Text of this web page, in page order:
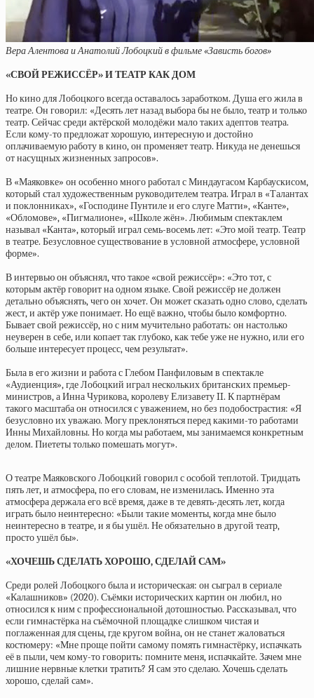
Вера Алентова и Анатолий Лобоцкий в фильме «Зависть богов»
«СВОЙ РЕЖИССЁР» И ТЕАТР КАК ДОМ
Но кино для Лобоцкого всегда оставалось заработком. Душа его жила в
театре. Он говорил: «Десять лет назад выбора бы не было, театр и только
театр. Сейчас среди актёрской молодёжи мало таких адептов театра.
Если кому-то предложат хорошую, интересную и достойно
оплачиваемую работу в кино, он променяет театр. Никуда не денешься
от насущных жизненных запросов».
В «Маяковке» он особенно много работал с Миндаугасом Карбаускисом,
который стал художественным руководителем театра. Играл в «Талантах
и поклонниках», «Господине Пунтиле и его слуге Матти», «Канте»,
«Обломове», «Пигмалионе», «Школе жён». Любимым спектаклем
называл «Канта», который играл семь-восемь лет: «Это мой театр. Театр
в театре. Безусловное существование в условной атмосфере, условной
форме».
В интервью он объяснял, что такое «свой режиссёр»: «Это тот, с
которым актёр говорит на одном языке. Свой режиссёр не должен
детально объяснять, чего он хочет. Он может сказать одно слово, сделать
жест, и актёр уже понимает. Но ещё важно, чтобы было комфортно.
Бывает свой режиссёр, но с ним мучительно работать: он настолько
неуверен в себе, или копает так глубоко, как тебе уже не нужно, или его
больше интересует процесс, чем результат».
Была в его жизни и работа с Глебом Панфиловым в спектакле
«Аудиенция», где Лобоцкий играл нескольких британских премьер-
министров, а Инна Чурикова, королеву Елизавету II. К партнёрам
такого масштаба он относился с уважением, но без подобострастия: «Я
безусловно их уважаю. Могу преклоняться перед какими-то работами
Инны Михайловны. Но когда мы работаем, мы занимаемся конкретным
делом. Пиететы только помешать могут».
О театре Маяковского Лобоцкий говорил с особой теплотой. Тридцать
пять лет, и атмосфера, по его словам, не изменилась. Именно эта
атмосфера держала его всё время, даже в те девять-десять лет, когда
играть было неинтересно: «Были такие моменты, когда мне было
неинтересно в театре, и я бы ушёл. Не обязательно в другой театр,
просто ушёл бы».
«ХОЧЕШЬ СДЕЛАТЬ ХОРОШО, СДЕЛАЙ САМ»
Среди ролей Лобоцкого была и историческая: он сыграл в сериале
«Калашников» (2020). Съёмки исторических картин он любил, но
относился к ним с профессиональной дотошностью. Рассказывал, что
если гимнастёрка на съёмочной площадке слишком чистая и
поглаженная для сцены, где кругом война, он не станет жаловаться
костюмеру: «Мне проще пойти самому помять гимнастёрку, испачкать
её в пыли, чем кому-то говорить: помните меня, испачкайте. Зачем мне
лишние нервные клетки тратить? Я сам это сделаю. Хочешь сделать
хорошо, сделай сам».